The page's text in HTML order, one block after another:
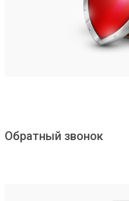
Обратный звонок